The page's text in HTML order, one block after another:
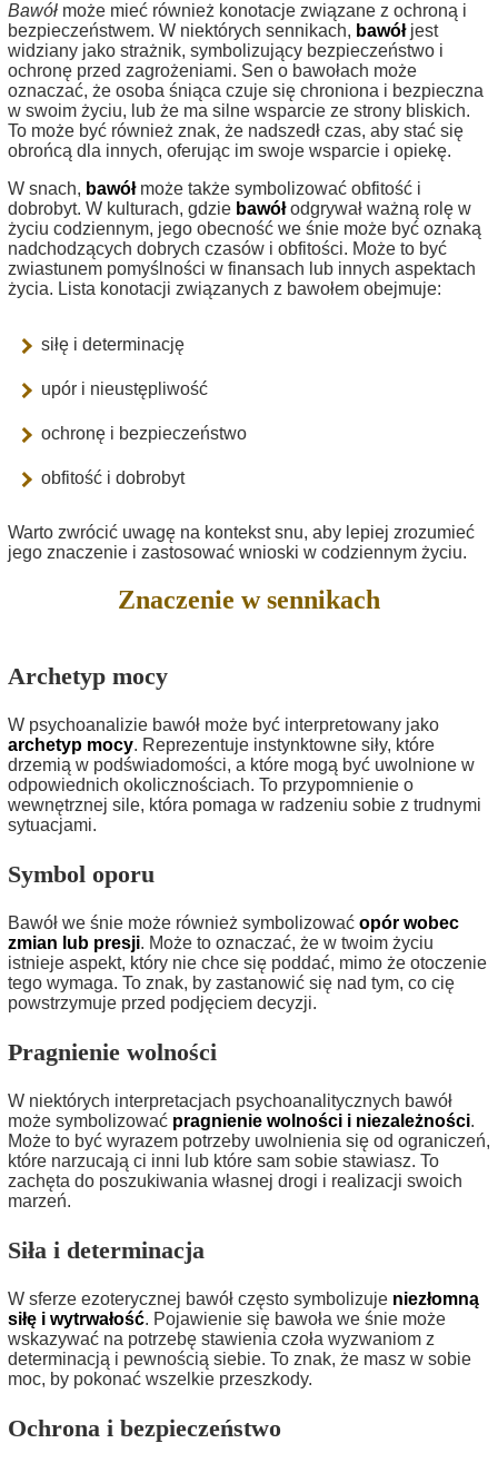
Bawół może mieć również konotacje związane z ochroną i
bezpieczeństwem. W niektórych sennikach, bawółjest
widziany jako strażnik, symbolizujący bezpieczeństwo i
ochronę przed zagrożeniami. Sen o bawołach może
oznaczać, że osoba śniąca czuje się chroniona i bezpieczna
w swoim życiu, lub że ma silne wsparcie ze strony bliskich.
To może być również znak, że nadszedł czas, aby stać się
obrońcą dla innych, oferując im swoje wsparcie i opiekę.
W snach, bawółmoże także symbolizować obfitość i
dobrobyt. W kulturach, gdzie bawółodgrywał ważną rolę w
życiu codziennym, jego obecność we śnie może być oznaką
nadchodzących dobrych czasów i obfitości. Może to być
zwiastunem pomyślności w finansach lub innych aspektach
życia. Lista konotacji związanych z bawołem obejmuje:
siłę i determinację
upór i nieustępliwość
ochronę i bezpieczeństwo
obfitość i dobrobyt
Warto zwrócić uwagę na kontekst snu, aby lepiej zrozumieć
jego znaczenie i zastosować wnioski w codziennym życiu.
Znaczenie w sennikach
Archetyp mocy
W psychoanalizie bawół może być interpretowany jako
archetyp mocy. Reprezentuje instynktowne siły, które
drzemią w podświadomości, a które mogą być uwolnione w
odpowiednich okolicznościach. To przypomnienie o
wewnętrznej sile, która pomaga w radzeniu sobie z trudnymi
sytuacjami.
Symbol oporu
Bawół we śnie może również symbolizować opór wobec
zmian lub presji. Może to oznaczać, że w twoim życiu
istnieje aspekt, który nie chce się poddać, mimo że otoczenie
tego wymaga. To znak, by zastanowić się nad tym, co cię
powstrzymuje przed podjęciem decyzji.
Pragnienie wolności
W niektórych interpretacjach psychoanalitycznych bawół
może symbolizować pragnienie wolności i niezależności.
Może to być wyrazem potrzeby uwolnienia się od ograniczeń,
które narzucają ci inni lub które sam sobie stawiasz. To
zachęta do poszukiwania własnej drogi i realizacji swoich
marzeń.
Siła i determinacja
W sferze ezoterycznej bawół często symbolizuje niezłomną
siłę i wytrwałość. Pojawienie się bawoła we śnie może
wskazywać na potrzebę stawienia czoła wyzwaniom z
determinacją i pewnością siebie. To znak, że masz w sobie
moc, by pokonać wszelkie przeszkody.
Ochrona i bezpieczeństwo